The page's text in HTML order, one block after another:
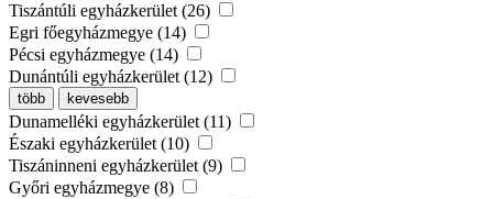
Tiszántúli egyházkerület (26)
Egri főegyházmegye (14)
Pécsi egyházmegye (14)
Dunántúli egyházkerület (12)
több kevesebb
Dunamelléki egyházkerület (11)
Északi egyházkerület (10)
Tiszáninneni egyházkerület (9)
Győri egyházmegye (8)